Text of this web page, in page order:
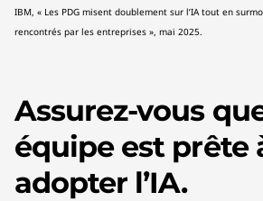
IBM, « Les PDG misent doublement sur l’IA tout en
rencontrés par les entreprises », mai 2025.
Assurez-vous
équipe est prête
adopter l’IA.